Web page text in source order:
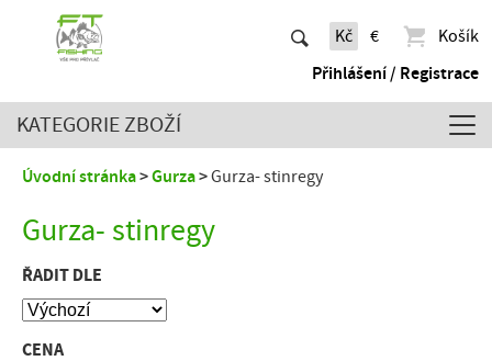
Kč €
Košík
Přihlášení / Registrace
KATEGORIE ZBOŽÍ
Úvodní stránka Gurza Gurza- stinregy
Gurza- stinregy
ŘADIT DLE
CENA